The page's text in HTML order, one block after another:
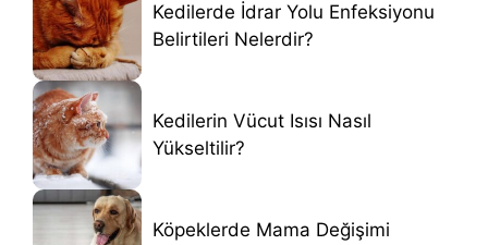
Kedilerde İdrar Yolu Enfeksiyonu
Belirtileri Nelerdir?
Kedilerin Vücut Isısı Nasıl
Yükseltilir?
Köpeklerde Mama Değişimi